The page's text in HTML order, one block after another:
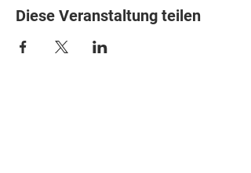
Diese Veranstaltung teilen